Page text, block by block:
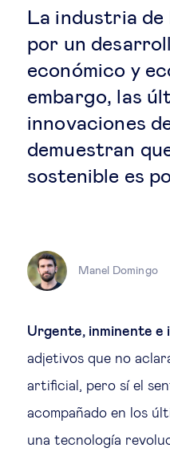
Gestión
Mujeres
Datos &
La industria de
por un
económico y
embargo, las
innovaciones
demuestran
sostenible es
Manel Domingo
Urgente, inminente e
adjetivos que no
artificial, pero sí el
acompañado en los
una tecnología